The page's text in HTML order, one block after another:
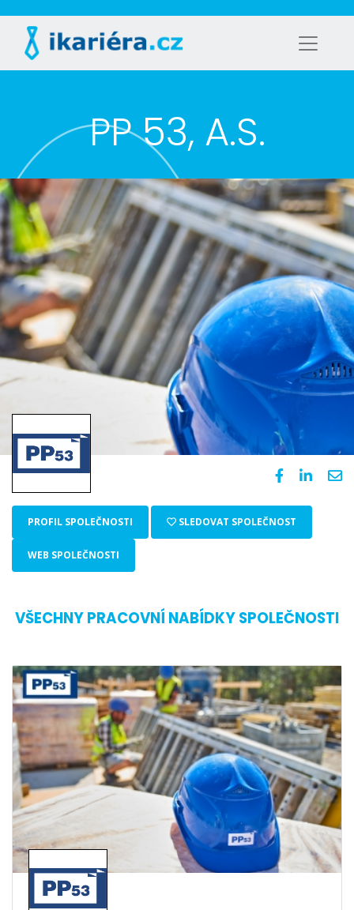
PP 53, A.S.
PROFIL SPOLEČNOSTI SLEDOVAT SPOLEČNOST
WEB SPOLEČNOSTI
VŠECHNY PRACOVNÍ NABÍDKY SPOLEČNOSTI